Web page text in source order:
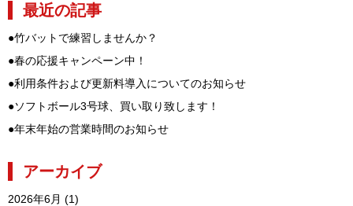
最近の記事
●竹バットで練習しませんか？
●春の応援キャンペーン中！
●利用条件および更新料導入についてのお知らせ
●ソフトボール3号球、買い取り致します！
●年末年始の営業時間のお知らせ
アーカイブ
2026年6月 (1)